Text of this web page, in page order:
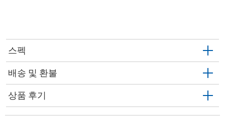
스펙
배송 및 환불
상품 후기